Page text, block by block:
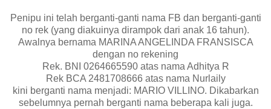
Penipu ini telah berganti-ganti nama FB dan berganti-ganti
no rek (yang diakuinya dirampok dari anak 16 tahun).
Awalnya bernama MARINA ANGELINDA FRANSISCA
dengan no rekening
Rek. BNI 0264665590 atas nama Adhitya R
Rek BCA 2481708666 atas nama Nurlaily
kini berganti nama menjadi: MARIO VILLINO. Dikabarkan
sebelumnya pernah berganti nama beberapa kali juga.